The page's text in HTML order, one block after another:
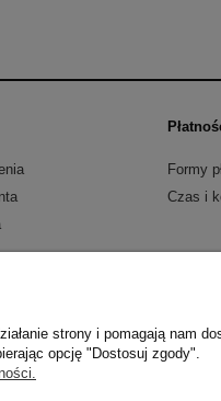
Formy
Czas i
strony i pomagają
opcję "Dostosuj zgody".